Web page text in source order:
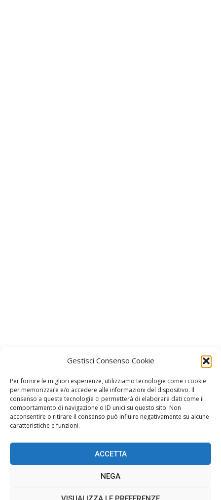
Gestisci Consenso Cookie
Per fornire le migliori esperienze, utilizziamo tecnologie come i cookie
per memorizzare e/o accedere alle informazioni del dispositivo. Il
consenso a queste tecnologie ci permetterà di elaborare dati come il
comportamento di navigazione o ID unici su questo sito. Non
acconsentire o ritirare il consenso può influire negativamente su alcune
caratteristiche e funzioni.
ACCETTA
NEGA
Facebook
Join us on Facebook
Instagram
Join us on Instagram
Redazione